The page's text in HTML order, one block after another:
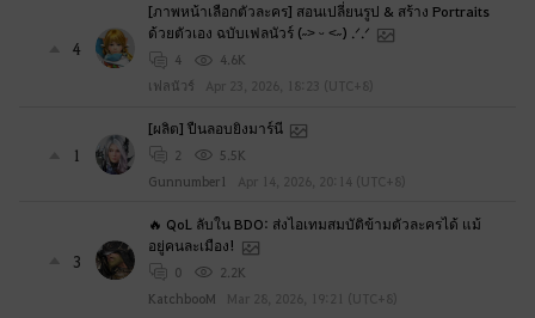
4
[ภาพหน้าเลือกตัวละคร] สอนเปลี่ยนรูป & สร้าง Portraits
ด้วยตัวเอง ฉบับเฟลนัวร์ (˶˃ ᵕ ˂˶) .ᐟ.ᐟ
4
4.6K
เฟลนัวร์
Apr 23, 2026, 18:23 (UTC+8)
1
[ผลิต] ปืนลอบยิงมาร์นี
2
5.5K
Gunnumber1
Apr 14, 2026, 20:14 (UTC+8)
3
🔥 QoL ลับใน BDO: ส่งไอเทมสมบัติข้ามตัวละครได้ แม้
อยู่คนละเมือง!
0
2.2K
KatchbooM
Mar 28, 2026, 19:21 (UTC+8)